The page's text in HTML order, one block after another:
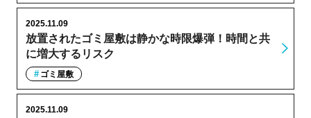
放置されたゴミ屋敷は静かな時限爆弾！時間と共
に増大するリスク
2025.11.09
ゴミ屋敷
2025.11.09